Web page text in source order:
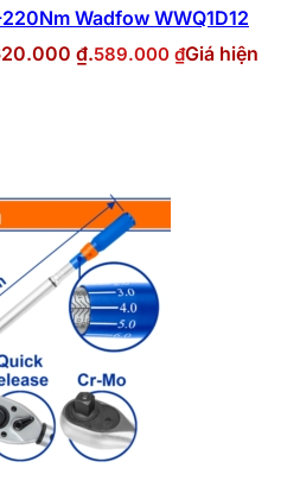
Wadfow WWQ1D12
₫.589.000 ₫Giá hiện